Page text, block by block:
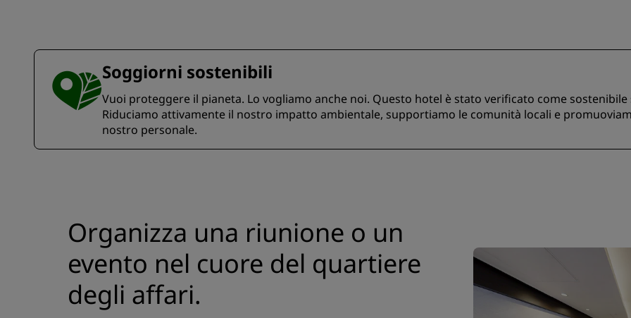
Soggiorni sostenibili
Vuoi proteggere il pianeta. Lo vogliamo anche noi. Questo hotel è stato verificato come sostenibile
Riduciamo attivamente il nostro impatto ambientale, supportiamo le comunità locali e
nostro personale.
Organizza una riunione o un
evento nel cuore del quartiere
degli affari.